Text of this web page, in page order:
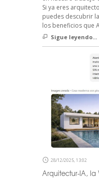
Si ya eres
puedes descubrir
los beneficios que
Sigue leyendo...
28/12/2025, 13:02
Arquitectur-IA, la